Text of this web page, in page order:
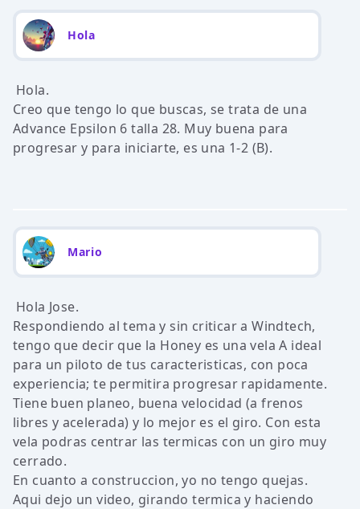
Hola
Hola.
Creo que tengo lo que buscas, se trata de una
Advance Epsilon 6 talla 28. Muy buena para
progresar y para iniciarte, es una 1-2 (B).
Mario
Hola Jose.
Respondiendo al tema y sin criticar a Windtech,
tengo que decir que la Honey es una vela A ideal
para un piloto de tus caracteristicas, con poca
experiencia; te permitira progresar rapidamente.
Tiene buen planeo, buena velocidad (a frenos
libres y acelerada) y lo mejor es el giro. Con esta
vela podras centrar las termicas con un giro muy
cerrado.
En cuanto a construccion, yo no tengo quejas.
Aqui dejo un video, girando termica y haciendo